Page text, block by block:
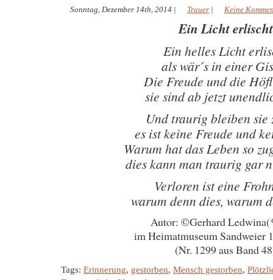
Sonntag, Dezember 14th, 2014 | Trauer | Keine
Ein Licht erlischt
Ein helles Licht
als wär´s in einer
Die Freude und die
sie sind ab jetzt
Und traurig bleiben sie
es ist keine Freude und
Warum hat das Leben so
dies kann man traurig gar
Verloren ist eine
warum denn dies, warum
Autor: ©Gerhard
im Heimatmuseum Sandweier
(Nr. 1299 aus Band
Tags: Erinnerung, gestorben, Mensch gestorben,